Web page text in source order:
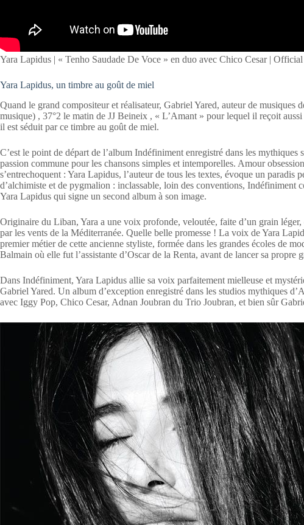
Yara Lapidus | « Tenho Saudade De Voce » en duo avec Chico Cesar |
Yara Lapidus, un timbre au goût de miel
Quand le grand compositeur et réalisateur, Gabriel Yared, auteur de musiques
musique) , 37°2 le matin de JJ Beineix , « L’Amant » pour lequel il reçoit
il est séduit par ce timbre au goût de miel.
C’est le point de départ de l’album Indéfiniment enregistré dans les
passion commune pour les chansons simples et intemporelles. Amour
s’entrechoquent : Yara Lapidus, l’auteur de tous les textes, évoque un paradis
d’alchimiste et de pygmalion : inclassable, loin des conventions, Indéfiniment
Yara Lapidus qui signe un second album à son image.
Originaire du Liban, Yara a une voix profonde, veloutée, faite d’un grain
par les vents de la Méditerranée. Quelle belle promesse ! La voix de Yara
premier métier de cette ancienne styliste, formée dans les grandes écoles de
Balmain où elle fut l’assistante d’Oscar de la Renta, avant de lancer sa propre
Dans Indéfiniment, Yara Lapidus allie sa voix parfaitement mielleuse et
Gabriel Yared. Un album d’exception enregistré dans les studios mythiques
avec Iggy Pop, Chico Cesar, Adnan Joubran du Trio Joubran, et bien sûr